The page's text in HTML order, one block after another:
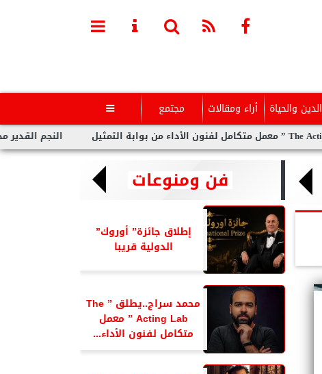
الدين والحياة أراء ومقالات مجتمع 
النجم القدير محمد
فن ومنوعات
إطلاق جائزة” أوروك”
الدولية قريبا
محمد سراج..يطلق ” The
Acting Lab ” معمل
متكامل لفنون الأداء...